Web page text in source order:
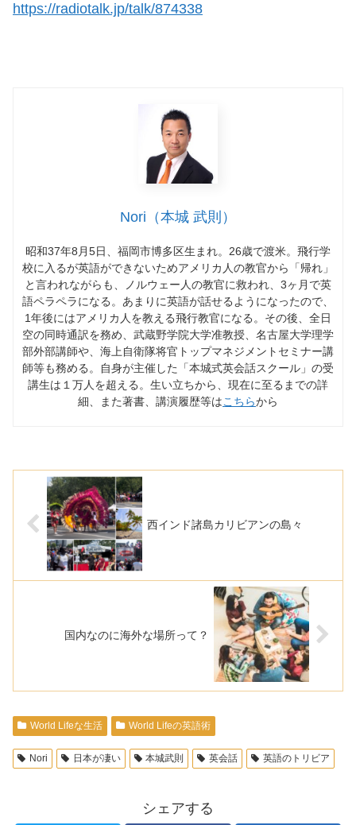
https://radiotalk.jp/talk/874338
Nori（本城 武則）
昭和37年8月5日、福岡市博多区生まれ。26歳で渡米。飛行学
校に入るが英語ができないためアメリカ人の教官から「帰れ」
と言われながらも、ノルウェー人の教官に救われ、3ヶ月で英
語ペラペラになる。あまりに英語が話せるようになったので、
1年後にはアメリカ人を教える飛行教官になる。その後、全日
空の同時通訳を務め、武蔵野学院大学准教授、名古屋大学理学
部外部講師や、海上自衛隊将官トップマネジメントセミナー講
師等も務める。自身が主催した「本城式英会話スクール」の受
講生は１万人を超える。生い立ちから、現在に至るまでの詳
細、また著書、講演履歴等はこちらから
西インド諸島カリビアンの島々
国内なのに海外な場所って？
World Lifeな生活 World Lifeの英語術
Nori 日本が凄い 本城武則 英会話 英語のトリビア
シェアする